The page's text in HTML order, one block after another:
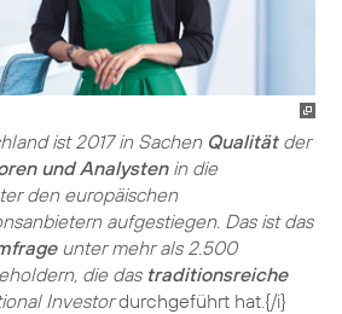
ist 2017 in Sachen Qualitätder
und Analystenin die
den europäischen
aufgestiegen. Das ist das
unter mehr als 2.500
die das traditionsreiche
Investordurchgeführt hat.{/i}